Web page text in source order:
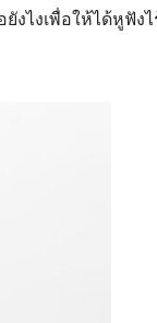
งไงเพื่อให้ได้หูฟั